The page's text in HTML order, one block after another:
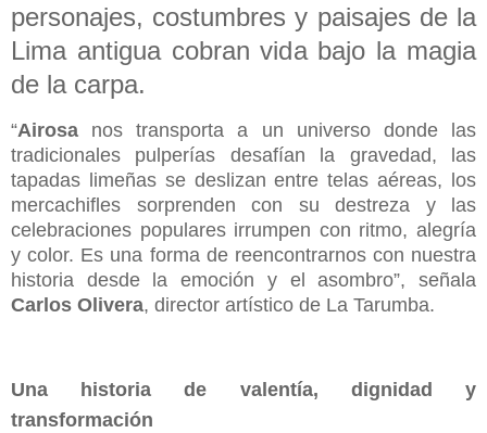
personajes, costumbres y paisajes de la
Lima antigua cobran vida bajo la magia
de la carpa.
“Airosa nos transporta a un universo donde las
tradicionales pulperías desafían la gravedad, las
tapadas limeñas se deslizan entre telas aéreas, los
mercachifles sorprenden con su destreza y las
celebraciones populares irrumpen con ritmo, alegría
y color. Es una forma de reencontrarnos con nuestra
historia desde la emoción y el asombro”, señala
Carlos Olivera, director artístico de La Tarumba.
Una historia de valentía, dignidad y
transformación